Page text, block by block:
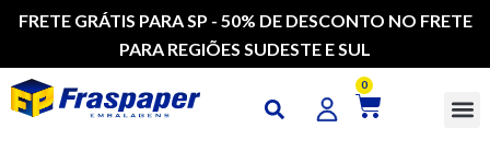
FRETE GRÁTIS PARA SP - 50% DE DESCONTO NO FRETE
PARA REGIÕES SUDESTE E SUL
0